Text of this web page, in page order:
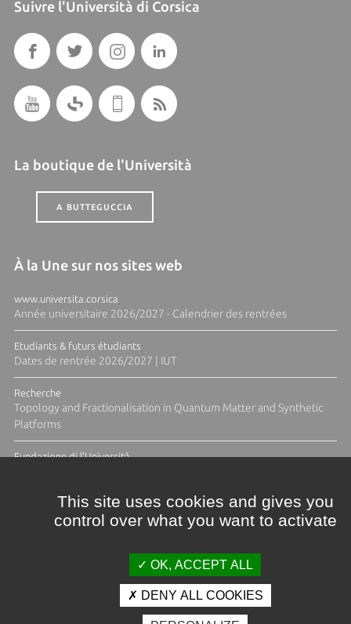
Suivre l'Università di Corsica
La boutique de l'Università
A BUTTEGUCCIA
À la Une sur nos sites web
www.universita.corsica
Année universitaire 2026/2027 - Calendrier des rentrées
Etudiants & futurs étudiants
Dates de rentrée 2026/2027 | IUT
Recherche
Topology and Fractionalisation in Quantum Matter and Synthetic
Platforms
Fundazione di l'Università
Crédits et mentions légales
This site uses cookies and gives you
control over what you want to activate
OK, ACCEPT ALL
DENY ALL COOKIES